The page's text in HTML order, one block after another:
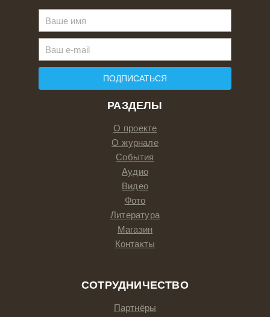
РАЗДЕЛЫ
О проекте
О журнале
События
Аудио
Видео
Фото
Литература
Магазин
Контакты
СОТРУДНИЧЕСТВО
Партнёры
ПОДПИСАТЬСЯ